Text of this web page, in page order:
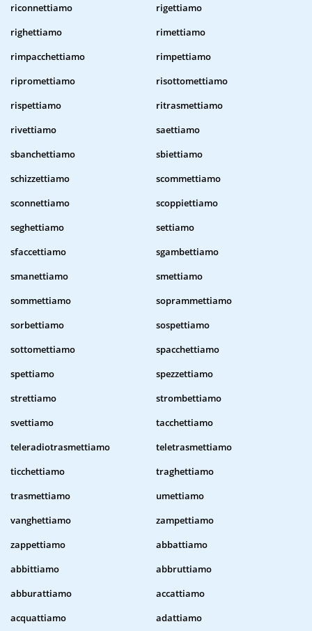
riconnettiamo
rigettiamo
righettiamo
rimettiamo
rimpacchettiamo
rimpettiamo
ripromettiamo
risottomettiamo
rispettiamo
ritrasmettiamo
rivettiamo
saettiamo
sbanchettiamo
sbiettiamo
schizzettiamo
scommettiamo
sconnettiamo
scoppiettiamo
seghettiamo
settiamo
sfaccettiamo
sgambettiamo
smanettiamo
smettiamo
sommettiamo
soprammettiamo
sorbettiamo
sospettiamo
sottomettiamo
spacchettiamo
spettiamo
spezzettiamo
strettiamo
strombettiamo
svettiamo
tacchettiamo
teleradiotrasmettiamo
teletrasmettiamo
ticchettiamo
traghettiamo
trasmettiamo
umettiamo
vanghettiamo
zampettiamo
zappettiamo
abbattiamo
abbittiamo
abbruttiamo
abburattiamo
accattiamo
acquattiamo
adattiamo